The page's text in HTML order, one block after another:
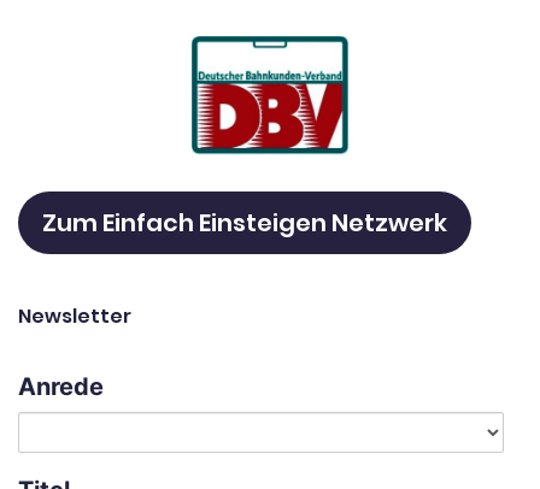
Zum Einfach Einsteigen Netzwerk
Newsletter
Anrede